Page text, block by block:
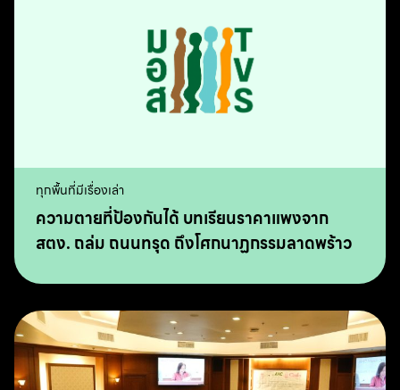
ทุกพื้นที่มีเรื่องเล่า
ความตายที่ป้องกันได้ บทเรียนราคาแพงจาก
สตง. ถล่ม ถนนทรุด ถึงโศกนาฏกรรมลาดพร้าว